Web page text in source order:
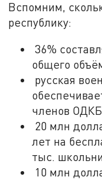
Вспомним,
республику:
36%
общего
русская
членов
20 млн
лет на
тыс.
10 млн